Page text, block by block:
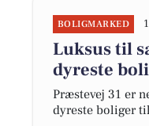
BOLIGMARKED
Luksus til
dyreste
Præstevej 31 er
dyreste boliger